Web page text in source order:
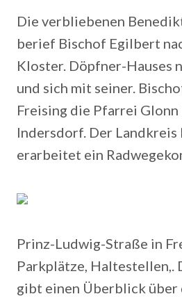
Die verbliebenen
berief Bischof Egilbert
Kloster. Döpfner-Hauses
und sich mit seiner.
Freising die Pfarrei
Indersdorf. Der Landkreis
erarbeitet ein
Prinz-Ludwig-Straße in
Parkplätze, Haltestellen,.
gibt einen Überblick über